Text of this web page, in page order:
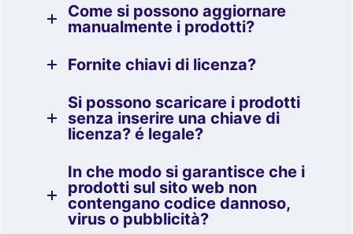
Come si possono aggiornare
manualmente i prodotti?
Fornite chiavi di licenza?
Si possono scaricare i prodotti
senza inserire una chiave di
licenza? é legale?
In che modo si garantisce che i
prodotti sul sito web non
contengano codice dannoso,
virus o pubblicità?